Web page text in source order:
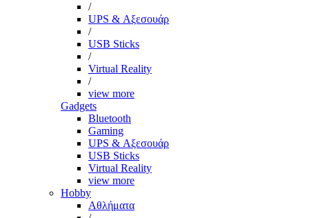
/
UPS & Αξεσουάρ
/
USB Sticks
/
Virtual Reality
/
view more
Gadgets
Bluetooth
Gaming
UPS & Αξεσουάρ
USB Sticks
Virtual Reality
view more
Hobby
Αθλήματα